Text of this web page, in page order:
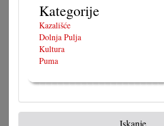
Kategorije
Kazališće
Dolnja Pulja
Kultura
Puma
Iskanje